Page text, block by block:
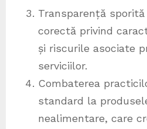
Transparență
corectă privind
și riscurile asociate
serviciilor.
Combaterea
standard la
nealimentare, care